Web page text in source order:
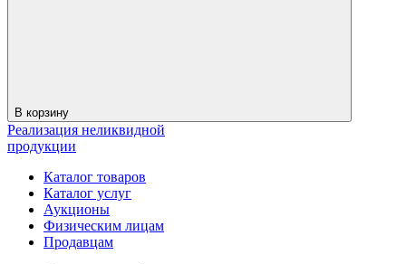
В корзину
Реализация неликвидной
продукции
Каталог товаров
Каталог услуг
Аукционы
Физическим лицам
Продавцам